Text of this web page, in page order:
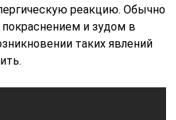
реакцию. Обычно
и зудом в
таких явлений